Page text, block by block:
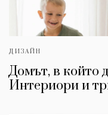
ДИЗАЙН
Домът, в който
Интериори и